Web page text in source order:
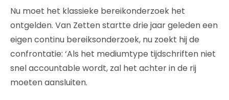
Nu moet het klassieke bereikonderzoek het
ontgelden. Van Zetten startte drie jaar geleden een
eigen continu bereiksonderzoek, nu zoekt hij de
confrontatie: ‘Als het mediumtype tijdschriften niet
snel accountable wordt, zal het achter in de rij
moeten aansluiten.